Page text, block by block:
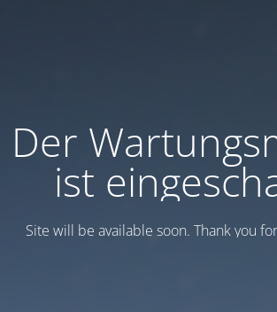
Der
ist
Site will be available soon. Thank you